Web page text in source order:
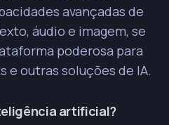
avançadas de
áudio e imagem, se
poderosa para
outras soluções de IA.
artificial?